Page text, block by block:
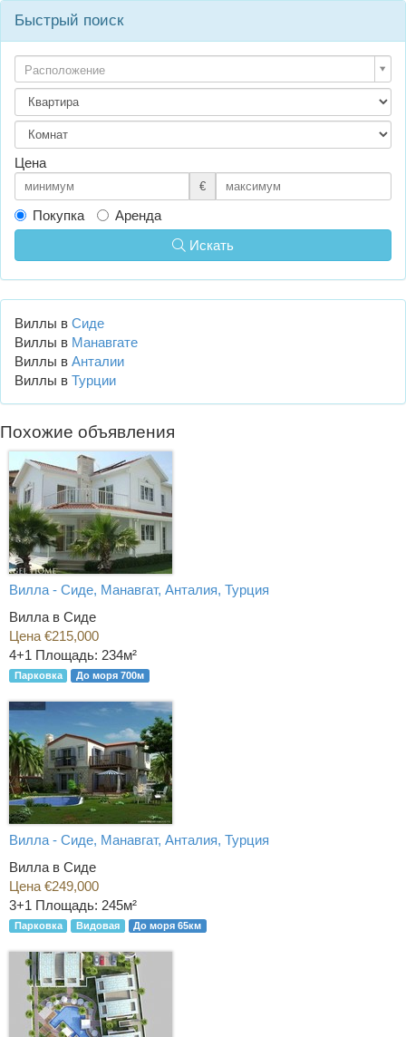
Быстрый поиск
Расположение
Цена
€
Покупка
Аренда
Искать
Виллы в Сиде
Виллы в Манавгате
Виллы в Анталии
Виллы в Турции
Похожие объявления
Вилла - Сиде, Манавгат, Анталия, Турция
Вилла в Сиде
Цена €215,000
4+1 Площадь: 234м²
Парковка До моря 700м
Вилла - Сиде, Манавгат, Анталия, Турция
Вилла в Сиде
Цена €249,000
3+1 Площадь: 245м²
Парковка Видовая До моря 65км